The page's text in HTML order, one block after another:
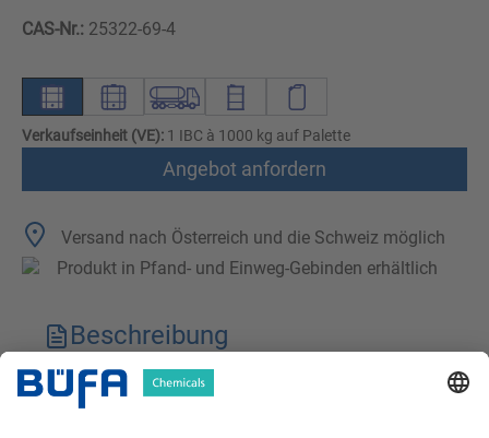
CAS-Nr.: 25322-69-4
Verkaufseinheit (VE): 1 IBC à 1000 kg auf Palette
Angebot anfordern
Versand nach Österreich und die Schweiz möglich
Produkt in Pfand- und Einweg-Gebinden erhältlich
Beschreibung
Technische Merkmale